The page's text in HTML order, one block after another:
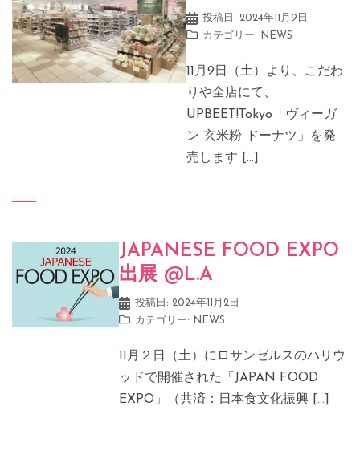
投稿日: 2024年11月9日
カテゴリー:
NEWS
11月9日（土）より、こだわ
りや全店にて、
UPBEET!Tokyo「ヴィーガ
ン 玄米粉 ドーナツ」を発
売します […]
JAPANESE FOOD EXPO
出展 @L.A
投稿日: 2024年11月2日
カテゴリー:
NEWS
11月２日（土）にロサンゼルスのハリウ
ッドで開催された「JAPAN FOOD
EXPO」（共済：日本食文化振興 […]